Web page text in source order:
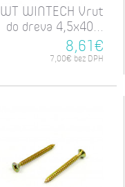
WT WINTECH Vrut
do dreva 4,5x40...
8,61€
7,00€ bez DPH